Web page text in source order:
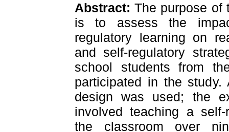
Abstract:The purpose of
is to assess the
regulatory learning on
and self-regulatory
school students from
participated in the study.
design was used; the
involved teaching a
the classroom over